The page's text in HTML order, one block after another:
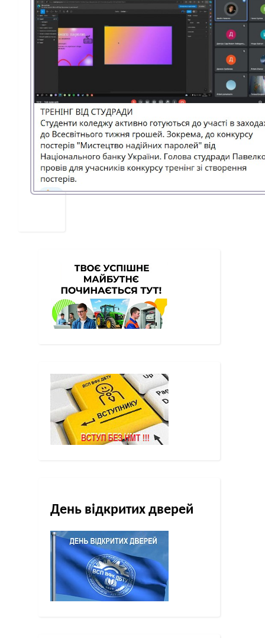
День відкритих дверей